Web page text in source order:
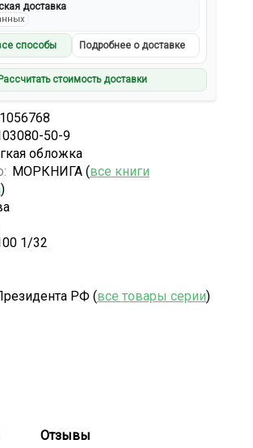
доставка
способы Подробнее о доставке
Рассчитать стоимость доставки
50-9
обложка
МОРКНИГА (все книги
)
1/32
РФ (все товары серии)
Отзывы